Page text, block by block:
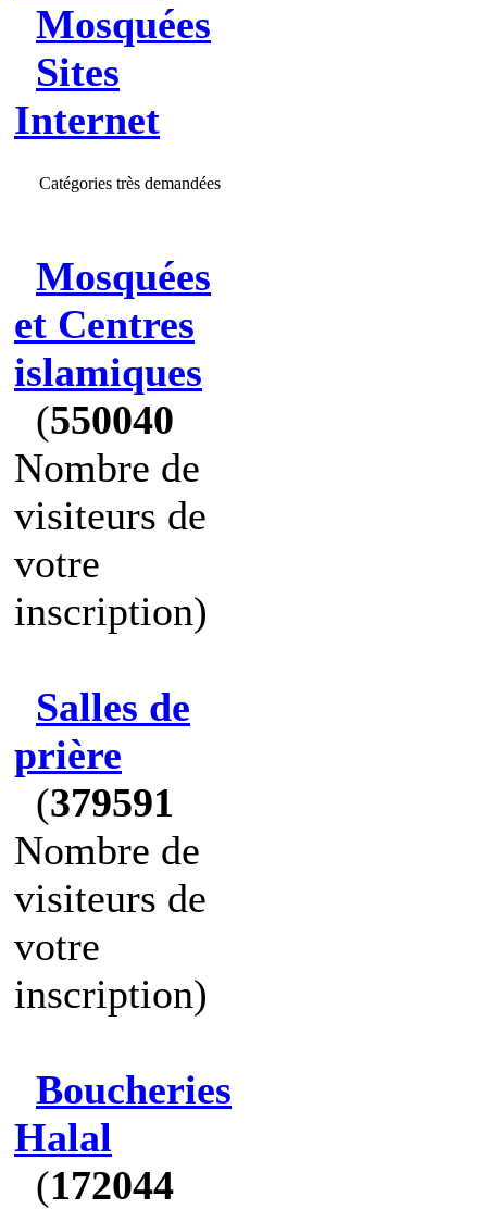
Mosquées
Sites
Internet
Catégories très demandées
Mosquées
et Centres
islamiques
(550040
Nombre de
visiteurs de
votre
inscription)
Salles de
prière
(379591
Nombre de
visiteurs de
votre
inscription)
Boucheries
Halal
(172044